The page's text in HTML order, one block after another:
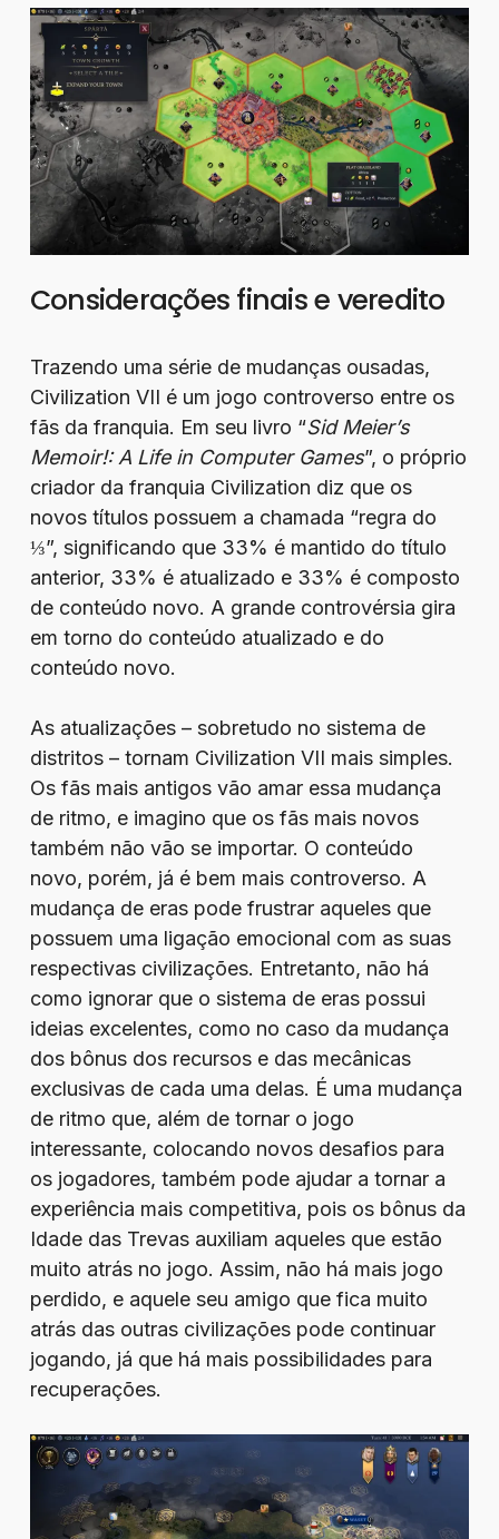
Considerações finais e veredito
Trazendo uma série de mudanças ousadas,
Civilization VII é um jogo controverso entre os
fãs da franquia. Em seu livro “Sid Meier’s
Memoir!: A Life in Computer Games”, o próprio
criador da franquia Civilization diz que os
novos títulos possuem a chamada “regra do
⅓”, significando que 33% é mantido do título
anterior, 33% é atualizado e 33% é composto
de conteúdo novo. A grande controvérsia gira
em torno do conteúdo atualizado e do
conteúdo novo.
As atualizações – sobretudo no sistema de
distritos – tornam Civilization VII mais simples.
Os fãs mais antigos vão amar essa mudança
de ritmo, e imagino que os fãs mais novos
também não vão se importar. O conteúdo
novo, porém, já é bem mais controverso. A
mudança de eras pode frustrar aqueles que
possuem uma ligação emocional com as suas
respectivas civilizações. Entretanto, não há
como ignorar que o sistema de eras possui
ideias excelentes, como no caso da mudança
dos bônus dos recursos e das mecânicas
exclusivas de cada uma delas. É uma mudança
de ritmo que, além de tornar o jogo
interessante, colocando novos desafios para
os jogadores, também pode ajudar a tornar a
experiência mais competitiva, pois os bônus da
Idade das Trevas auxiliam aqueles que estão
muito atrás no jogo. Assim, não há mais jogo
perdido, e aquele seu amigo que fica muito
atrás das outras civilizações pode continuar
jogando, já que há mais possibilidades para
recuperações.